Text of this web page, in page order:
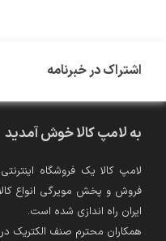
اشتراک در خبرنامه
به لامپ کالا خوش آمدید
لامپ کالا یک فروشگاه
فروش و پخش مویرگی انواع
ایران راه اندازی شده است.
همکاران محترم صنف الکتریک در